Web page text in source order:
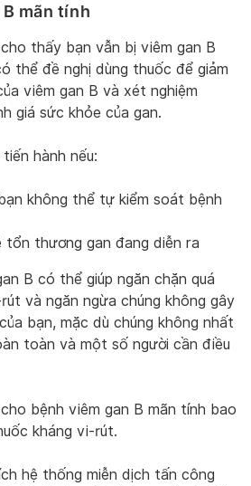
mãn tính
thấy bạn vẫn bị viêm gan B
thể đề nghị dùng thuốc để giảm
viêm gan B và xét nghiệm
giá sức khỏe của gan.
hành nếu:
không thể tự kiểm soát bệnh
tổn thương gan đang diễn ra
B có thể giúp ngăn chặn quá
và ngăn ngừa chúng không gây
bạn, mặc dù chúng không nhất
toàn và một số người cần điều
bệnh viêm gan B mãn tính bao
kháng vi-rút.
hệ thống miễn dịch tấn công